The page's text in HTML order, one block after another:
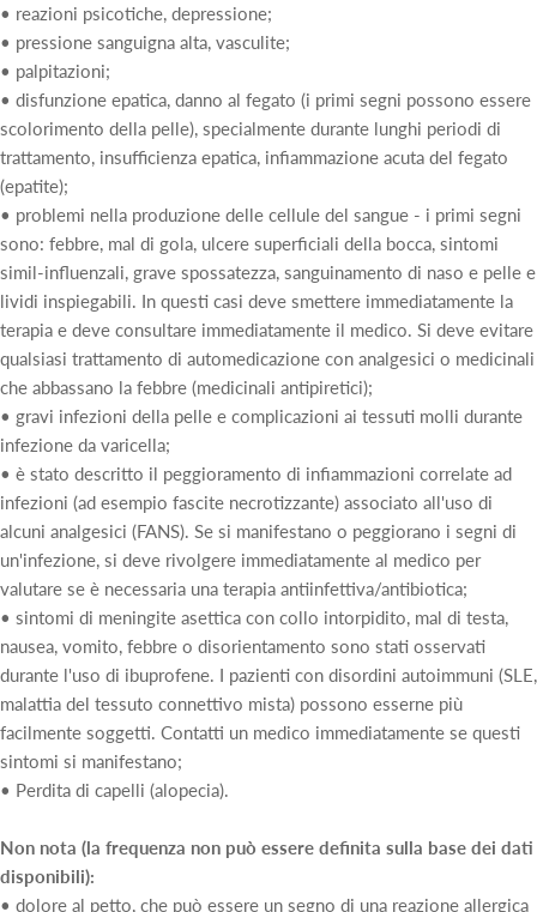
• reazioni psicotiche, depressione;
• pressione sanguigna alta, vasculite;
• palpitazioni;
• disfunzione epatica, danno al fegato (i primi segni possono essere
scolorimento della pelle), specialmente durante lunghi periodi di
trattamento, insufficienza epatica, infiammazione acuta del fegato
(epatite);
• problemi nella produzione delle cellule del sangue - i primi segni
sono: febbre, mal di gola, ulcere superficiali della bocca, sintomi
simil-influenzali, grave spossatezza, sanguinamento di naso e pelle e
lividi inspiegabili. In questi casi deve smettere immediatamente la
terapia e deve consultare immediatamente il medico. Si deve evitare
qualsiasi trattamento di automedicazione con analgesici o medicinali
che abbassano la febbre (medicinali antipiretici);
• gravi infezioni della pelle e complicazioni ai tessuti molli durante
infezione da varicella;
• è stato descritto il peggioramento di infiammazioni correlate ad
infezioni (ad esempio fascite necrotizzante) associato all'uso di
alcuni analgesici (FANS). Se si manifestano o peggiorano i segni di
un'infezione, si deve rivolgere immediatamente al medico per
valutare se è necessaria una terapia antiinfettiva/antibiotica;
• sintomi di meningite asettica con collo intorpidito, mal di testa,
nausea, vomito, febbre o disorientamento sono stati osservati
durante l'uso di ibuprofene. I pazienti con disordini autoimmuni (SLE,
malattia del tessuto connettivo mista) possono esserne più
facilmente soggetti. Contatti un medico immediatamente se questi
sintomi si manifestano;
• Perdita di capelli (alopecia).
Non nota (la frequenza non può essere definita sulla base dei dati
disponibili):
• dolore al petto, che può essere un segno di una reazione allergica